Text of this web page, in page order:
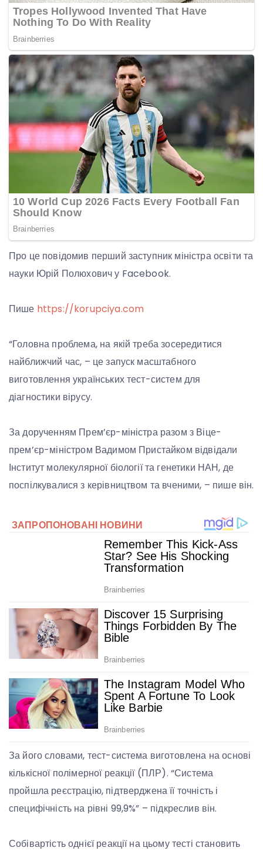
Про це повідомив перший заступник міністра освіти та
науки Юрій Полюхович у Facebook.
Пише https://korupciya.com
“Головна проблема, на якій треба зосередитися
найближчий час, – це запуск масштабного
виготовлення українських тест-систем для
діагностики вірусу.
За дорученням Прем’єр-міністра разом з Віце-
прем’єр-міністром Вадимом Пристайком відвідали
Інститут молекулярної біології та генетики НАН, де
поспілкувалися з керівництвом та вченими, – пише він.
За його словами, тест-система виготовлена на основі
кількісної полімерної реакції (ПЛР). “Система
пройшла реєстрацію, підтверджена її точність і
специфічність на рівні 99,9%” – підкреслив він.
Собівартість однієї реакції на цьому тесті становить